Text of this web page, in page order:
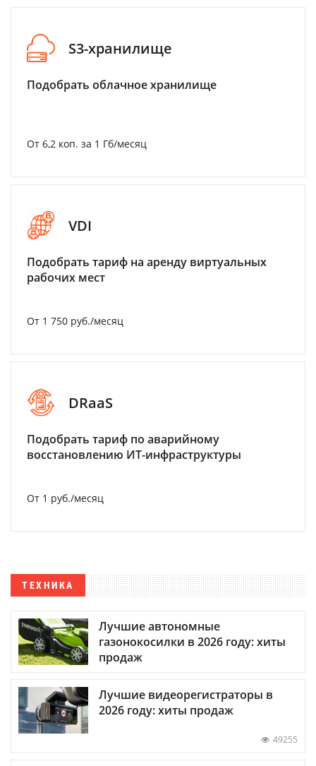
S3-хранилище
Подобрать облачное хранилище
От 6,2 коп. за 1 Гб/месяц
VDI
Подобрать тариф на аренду виртуальных
рабочих мест
От 1 750 руб./месяц
DRaaS
Подобрать тариф по аварийному
восстановлению ИТ-инфраструктуры
От 1 руб./месяц
ТЕХНИКА
Лучшие автономные
газонокосилки в 2026 году: хиты
продаж
Лучшие видеорегистраторы в
2026 году: хиты продаж
49255